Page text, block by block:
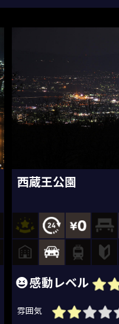
西蔵王公園
感動レベル
雰囲気